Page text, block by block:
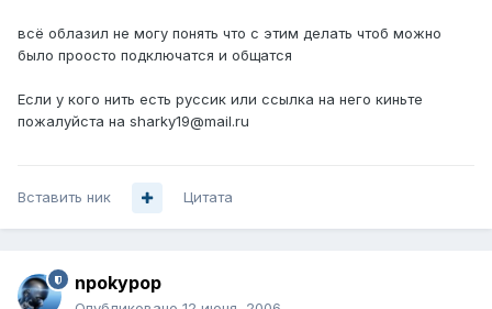
всё облазил не могу понять что с этим делать чтоб можно
было проосто подключатся и общатся
Если у кого нить есть руссик или ссылка на него киньте
пожалуйста на sharky19@mail.ru
Вставить ник Цитата
npokypop